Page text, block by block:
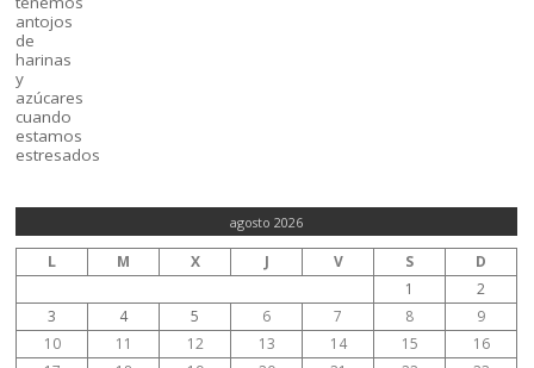
agosto 2026
L M X J V S
D
1
2
3
4 5 6 7 8
9
10
11 12 13 14 15
16